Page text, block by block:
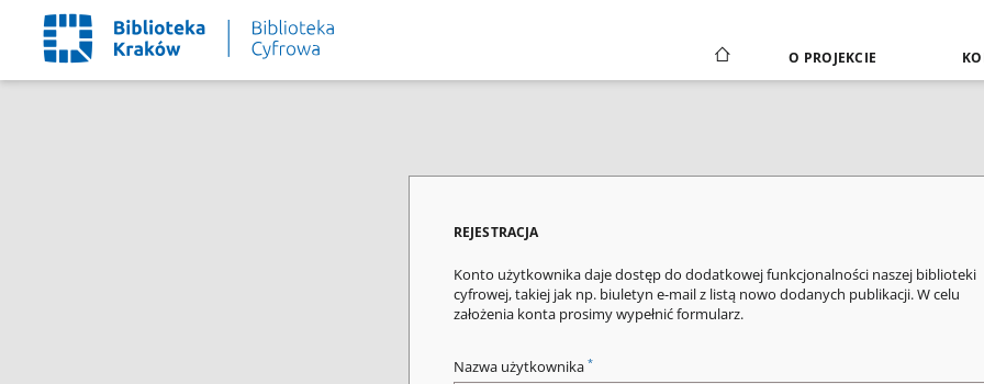
O PROJEKCIE
REJESTRACJA
Konto użytkownika daje dostęp do dodatkowej funkcjonalności naszej biblioteki
cyfrowej, takiej jak np. biuletyn e-mail z listą nowo dodanych publikacji. W celu
założenia konta prosimy wypełnić formularz.
Nazwa użytkownika *